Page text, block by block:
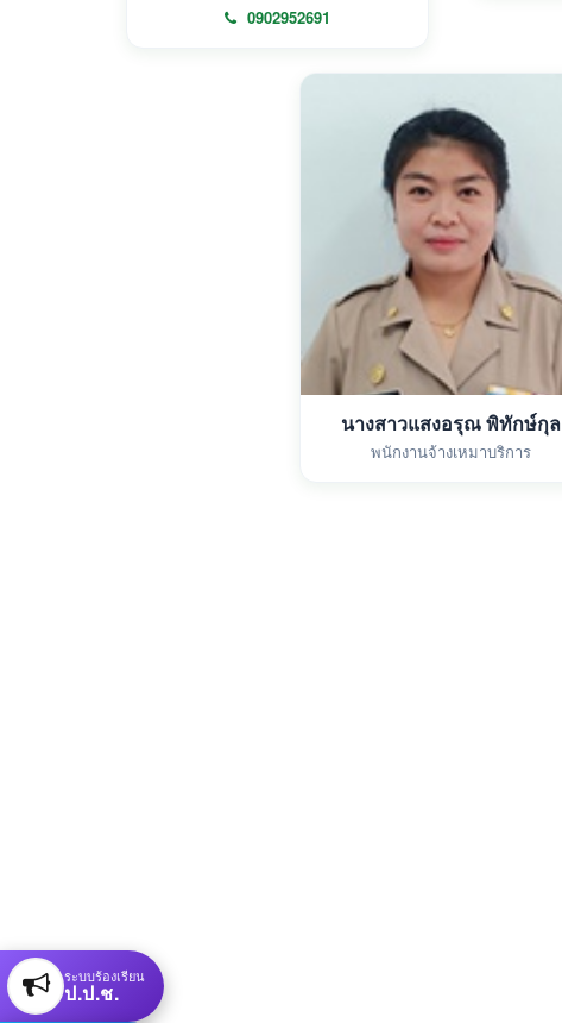
0902952691
นางสาวแสงอรุณ พิทักษ์กุล
พนักงานจ้างเหมาบริการ
ระบบร้องเรียน
ป.ป.ช.